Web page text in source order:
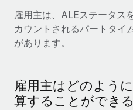
雇用主は、ALEステータス
カウントされるパートタイ
があります。
雇用主はどのよう
算することができ